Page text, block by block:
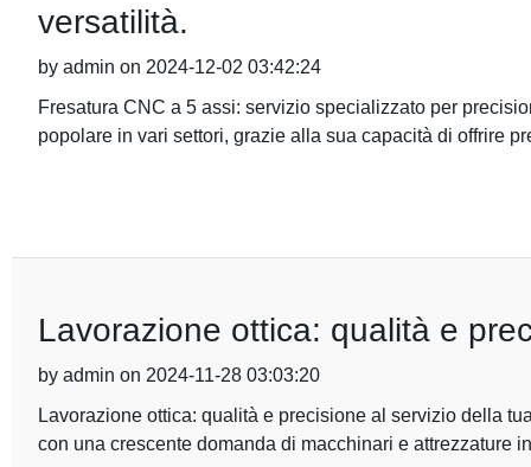
versatilità.
by admin on 2024-12-02 03:42:24
Fresatura CNC a 5 assi: servizio specializzato per
popolare in vari settori, grazie alla sua capacità di offrire
Lavorazione ottica: qualità e
by admin on 2024-11-28 03:03:20
Lavorazione ottica: qualità e precisione al servizio della
con una crescente domanda di macchinari e attrezzature